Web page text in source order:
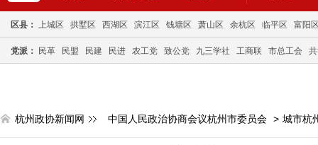
区县： 上城区 拱墅区 西湖区 滨江区 钱塘区 萧山区 余杭区 临平区 富阳
党派： 民革 民盟 民建 民进 农工党 致公党 九三学社 工商联 市总工会
杭州政协新闻网 中国人民政治协商会议杭州市委员会 > 城市杭